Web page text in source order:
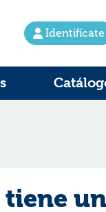
Identifícate